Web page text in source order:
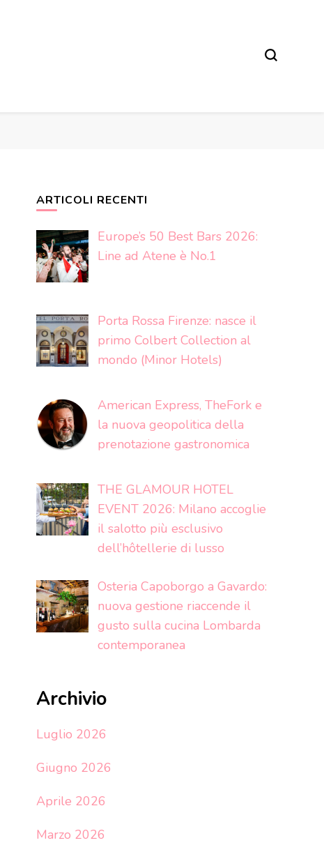
ARTICOLI RECENTI
Europe’s 50 Best Bars 2026:
Line ad Atene è No.1
Porta Rossa Firenze: nasce il
primo Colbert Collection al
mondo (Minor Hotels)
American Express, TheFork e
la nuova geopolitica della
prenotazione gastronomica
THE GLAMOUR HOTEL
EVENT 2026: Milano accoglie
il salotto più esclusivo
dell’hôtellerie di lusso
Osteria Capoborgo a Gavardo:
nuova gestione riaccende il
gusto sulla cucina Lombarda
contemporanea
Archivio
Luglio 2026
Giugno 2026
Aprile 2026
Marzo 2026